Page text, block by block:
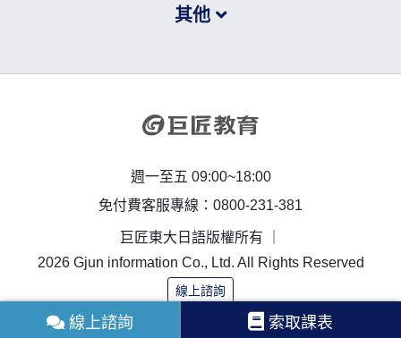
其他
週一至五 09:00~18:00
免付費客服專線：0800-231-381
巨匠東大日語版權所有 ｜
2026 Gjun information Co., Ltd. All Rights Reserved
線上諮詢
線上諮詢 索取課表